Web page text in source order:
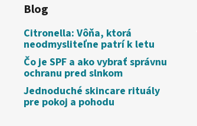
Blog
Citronella: Vôňa, ktorá
neodmysliteľne patrí k letu
Čo je SPF a ako vybrať správnu
ochranu pred slnkom
Jednoduché skincare rituály
pre pokoj a pohodu